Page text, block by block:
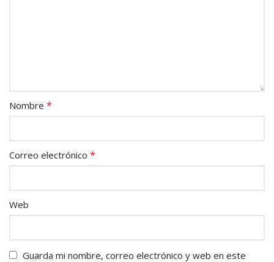
Nombre *
Correo electrónico *
Web
Guarda mi nombre, correo electrónico y web en este